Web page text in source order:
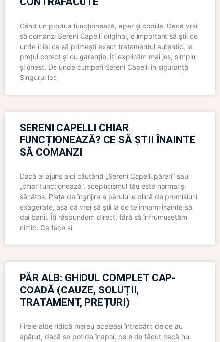
Când un produs funcționează, apar și copiile. Dacă vrei
să comanzi Sereni Capelli original, e important să știi de
unde îl iei ca să primești exact tratamentul autentic, la
prețul corect și cu garanție. Îți explicăm mai jos, simplu
și onest. De unde cumperi Sereni Capelli în siguranță
Singurul loc
SERENI CAPELLI CHIAR
FUNCȚIONEAZĂ? CE SĂ ȘTII ÎNAINTE
SĂ COMANZI
Dacă ai ajuns aici căutând „Sereni Capelli păreri” sau
„chiar funcționează”, scepticismul tău este normal și
sănătos. Piața de îngrijire a părului e plină de promisiuni
exagerate, așa că vrei să știi la ce te înhami înainte să
dai banii. Îți răspundem direct, fără să înfrumusețăm
nimic. Ce face și
PĂR ALB: GHIDUL COMPLET CAP-
COADĂ (CAUZE, SOLUȚII,
TRATAMENT, PREȚURI)
Firele albe ridică mereu aceleași întrebări: de ce au
apărut, dacă se pot da înapoi, ce e de făcut dacă nu